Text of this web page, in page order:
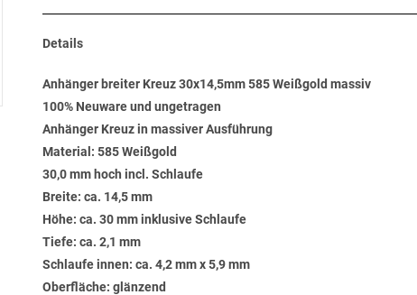
Details
Anhänger breiter Kreuz 30x14,5mm 585 Weißgold massiv
100% Neuware und ungetragen
Anhänger Kreuz in massiver Ausführung
Material: 585 Weißgold
30,0 mm hoch incl. Schlaufe
Breite: ca. 14,5 mm
Höhe: ca. 30 mm inklusive Schlaufe
Tiefe: ca. 2,1 mm
Schlaufe innen: ca. 4,2 mm x 5,9 mm
Oberfläche: glänzend